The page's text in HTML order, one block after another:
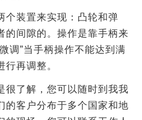
个装置来实现：凸轮和弹
的间隙的。操作是靠手柄来
调”当手柄操作不能达到满
再调整。
很了解，您可以随时到我我
的客户分布于多个国家和地